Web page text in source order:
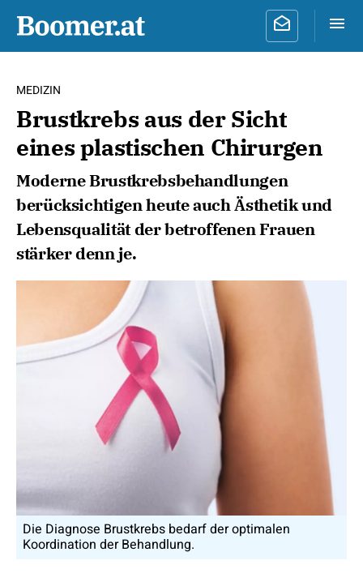
MEDIZIN
Brustkrebs aus der Sicht
eines plastischen Chirurgen
Moderne Brustkrebsbehandlungen
berücksichtigen heute auch Ästhetik und
Lebensqualität der betroffenen Frauen
stärker denn je.
Die Diagnose Brustkrebs bedarf der optimalen
Koordination der Behandlung.